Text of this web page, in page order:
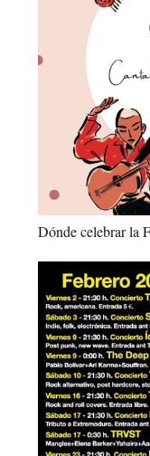
Dónde celebrar la